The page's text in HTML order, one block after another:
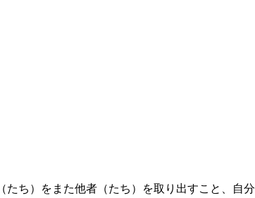
ち）をまた他者（たち）を取り出すこと、自分